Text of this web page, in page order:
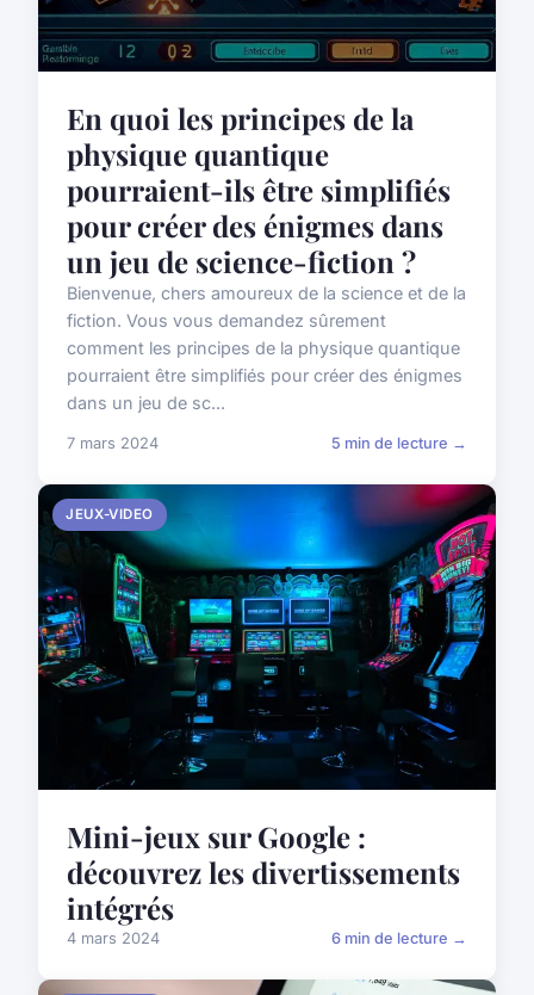
En quoi les principes de la
physique quantique
pourraient-ils être simplifiés
pour créer des énigmes dans
un jeu de science-fiction ?
Bienvenue, chers amoureux de la science et de la
fiction. Vous vous demandez sûrement
comment les principes de la physique quantique
pourraient être simplifiés pour créer des énigmes
dans un jeu de sc...
7 mars 2024 5 min de lecture →
JEUX-VIDEO
Mini-jeux sur Google :
découvrez les divertissements
intégrés
4 mars 2024 6 min de lecture →